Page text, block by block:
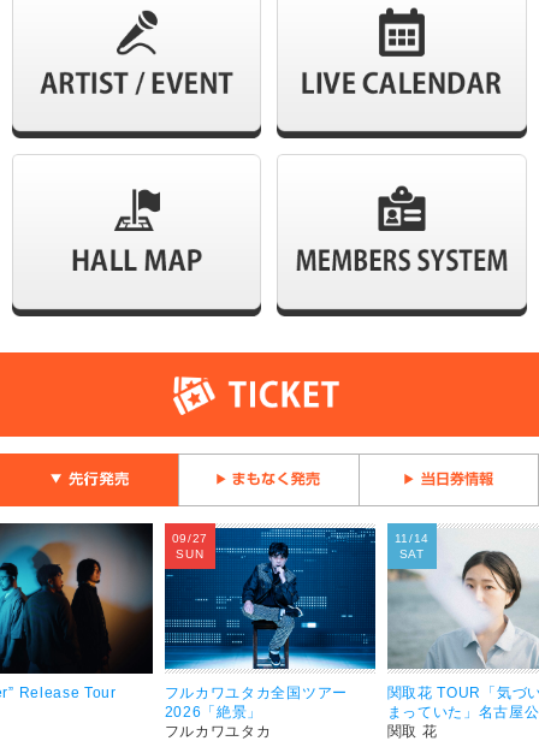
Release Tour
09/27
SUN
フルカワユタカ全国ツアー
2026「絶景」
フルカワユタカ
11/14
SAT
関取花 TOUR「気づ
まっていた」名古屋
関取 花